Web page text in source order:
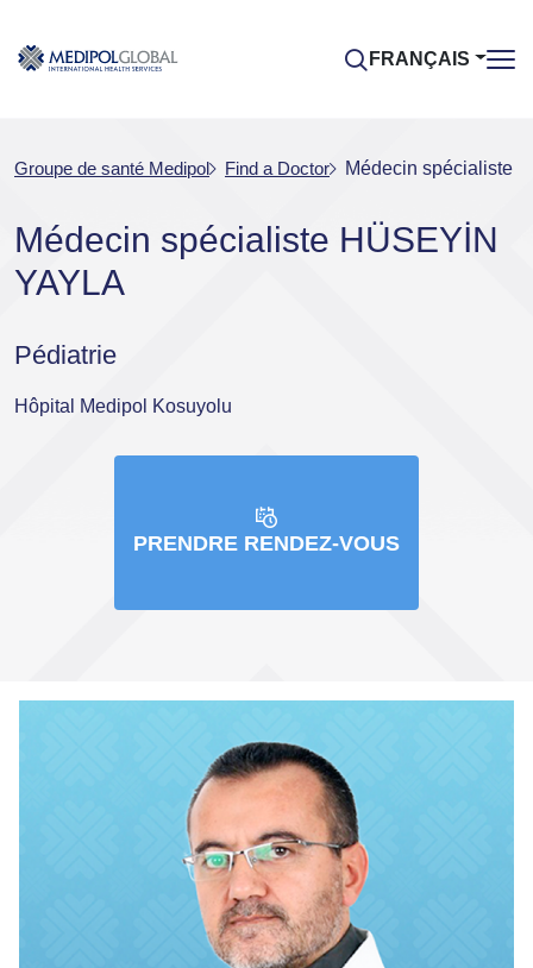
FRANÇAIS
Groupe de santé Medipol Find a Doctor Médecin spécialiste
Médecin spécialiste HÜSEYİN
YAYLA
Pédiatrie
Hôpital Medipol Kosuyolu
PRENDRE RENDEZ-VOUS